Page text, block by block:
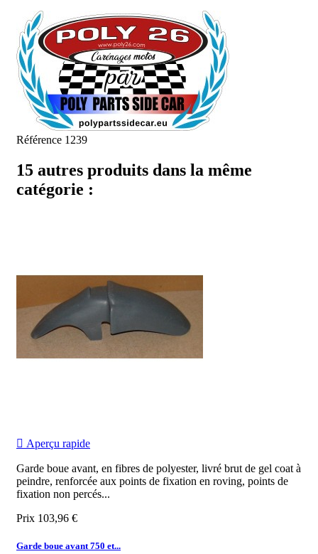
Référence 1239
15 autres produits dans la même
catégorie :
 Aperçu rapide
Garde boue avant, en fibres de polyester, livré brut de gel coat à
peindre, renforcée aux points de fixation en roving, points de
fixation non percés...
Prix 103,96 €
Garde boue avant 750 et...